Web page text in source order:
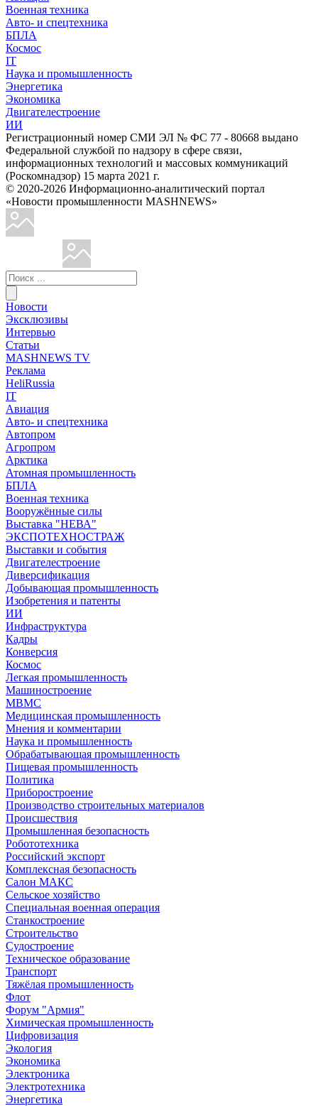
Военная техника
Авто- и спецтехника
БПЛА
Космос
IT
Наука и промышленность
Энергетика
Экономика
Двигателестроение
ИИ
Регистрационный номер СМИ ЭЛ № ФС 77 - 80668 выдано
Федеральной службой по надзору в сфере связи,
информационных технологий и массовых коммуникаций
(Роскомнадзор) 15 марта 2021 г.
© 2020-2026 Информационно-аналитический портал
«Новости промышленности MASHNEWS»
Новости
Эксклюзивы
Интервью
Статьи
MASHNEWS TV
Реклама
HeliRussia
IT
Авиация
Авто- и спецтехника
Автопром
Агропром
Арктика
Атомная промышленность
БПЛА
Военная техника
Вооружённые силы
Выставка "НЕВА"
ЭКСПОТЕХНОСТРАЖ
Выставки и события
Двигателестроение
Диверсификация
Добывающая промышленность
Изобретения и патенты
ИИ
Инфраструктура
Кадры
Конверсия
Космос
Легкая промышленность
Машиностроение
МВМС
Медицинская промышленность
Мнения и комментарии
Наука и промышленность
Обрабатывающая промышленность
Пищевая промышленность
Политика
Приборостроение
Производство строительных материалов
Происшествия
Промышленная безопасность
Робототехника
Российский экспорт
Комплексная безопасность
Салон МАКС
Сельское хозяйство
Специальная военная операция
Станкостроение
Строительство
Судостроение
Техническое образование
Транспорт
Тяжёлая промышленность
Флот
Форум "Армия"
Химическая промышленность
Цифровизация
Экология
Экономика
Электроника
Электротехника
Энергетика